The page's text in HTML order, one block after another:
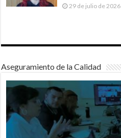
29 de julio de 2026
Aseguramiento de la Calidad